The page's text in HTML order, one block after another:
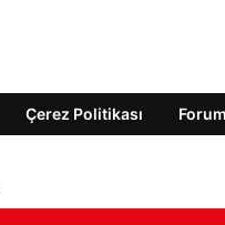
Çerez Politikası Forum